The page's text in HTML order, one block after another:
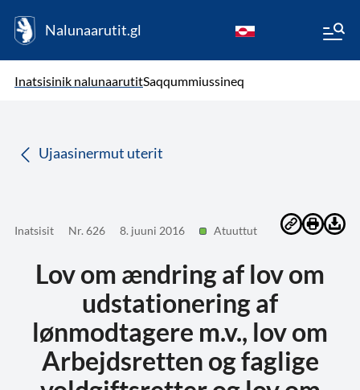
Nalunaarutit.gl
Inatsisinik nalunaarutitSaqqummiussineq
Ujaasinermut uterit
Inatsisit Nr. 626 8. juuni 2016 Atuuttut
Lov om ændring af lov om
udstationering af
lønmodtagere m.v., lov om
Arbejdsretten og faglige